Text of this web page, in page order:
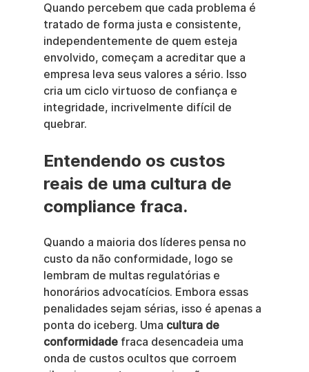
Quando percebem que cada problema é
tratado de forma justa e consistente,
independentemente de quem esteja
envolvido, começam a acreditar que a
empresa leva seus valores a sério. Isso
cria um ciclo virtuoso de confiança e
integridade, incrivelmente difícil de
quebrar.
Entendendo os custos
reais de uma cultura de
compliance fraca.
Quando a maioria dos líderes pensa no
custo da não conformidade, logo se
lembram de multas regulatórias e
honorários advocatícios. Embora essas
penalidades sejam sérias, isso é apenas a
ponta do iceberg. Uma cultura de
conformidade fraca desencadeia uma
onda de custos ocultos que corroem